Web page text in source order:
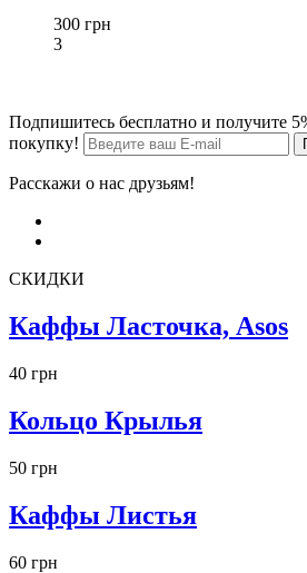
300 грн
3
Подпишитесь бесплатно и получите
покупку!
Расскажи о нас друзьям!
СКИДКИ
Каффы Ласточка, Asos
40 грн
Кольцо Крылья
50 грн
Каффы Листья
60 грн